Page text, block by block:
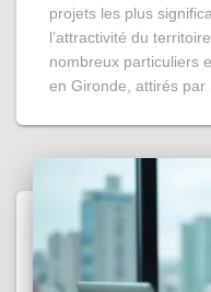
projets les plus
l’attractivité du
nombreux particuliers
en Gironde, attirés par